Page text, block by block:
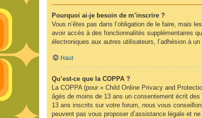
Pourquoi ai-je besoin de m’inscrire ?
Vous n’êtes pas dans l’obligation de le faire, mais
avoir accès à des fonctionnalités supplémentaires
électroniques aux autres utilisateurs, l’adhésion à
Haut
Qu’est-ce que la COPPA ?
La COPPA (pour « Child Online Privacy and
âgés de moins de 13 ans un consentement écrit
13 ans inscrits sur votre forum, nous vous
peuvent pas vous proposer d’assistance légale et